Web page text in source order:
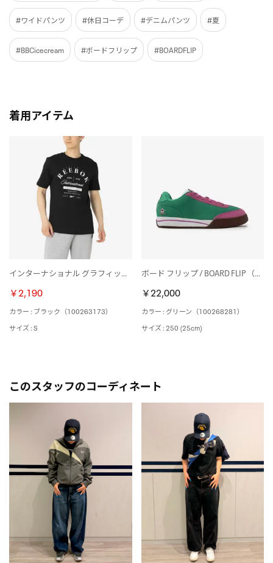
#ワイドパンツ #休日コーデ #デニムパンツ #夏
#BBCicecream #ボードフリップ #BOARDFLIP
着用アイテム
インターナショナル グラフィック Tシャツ / INTERNATIONAL GRAPHIC TEE （ブラック）
￥2,190
カラー : ブラック（100263173）
サイズ : S
ボード フリップ / BOARD FLIP （グリーン）
￥22,000
カラー : グリーン（100268281）
サイズ : 250 (25cm)
このスタッフのコーディネート